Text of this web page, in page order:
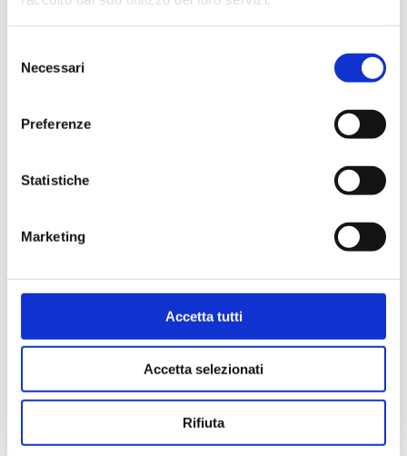
delNecessari
Preferenze
Statistiche
Marketing
Accetta tutti
Accetta selezionati
Rifiuta
VITUCCI: «DIFFICILE STABILIRE A
PRIORI SE UN CALENDARIO SIA
FAVOREVOLE»
3 Agosto 2026